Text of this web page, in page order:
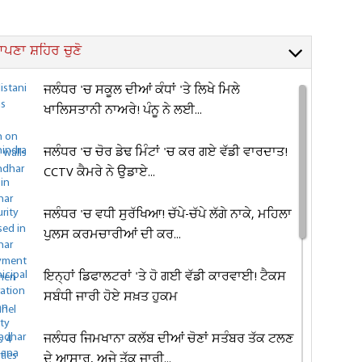
ਸ਼ਹਿਰ ਚੁਣੋ
ਜਲੰਧਰ 'ਚ ਸਕੂਲ ਦੀਆਂ ਕੰਧਾਂ 'ਤੇ ਲਿਖੇ ਮਿਲੇ
ਖਾਲਿਸਤਾਨੀ ਨਾਅਰੇ! ਪੰਨੂ ਨੇ ਲਈ...
ਜਲੰਧਰ 'ਚ ਚੋਰ ਡੇਢ ਮਿੰਟਾਂ 'ਚ ਕਰ ਗਏ ਵੱਡੀ ਵਾਰਦਾਤ!
CCTV ਕੈਮਰੇ ਨੇ ਉਡਾਏ...
ਜਲੰਧਰ 'ਚ ਵਧੀ ਸੁਰੱਖਿਆ! ਚੱਪੇ-ਚੱਪੇ ਲੱਗੇ ਨਾਕੇ, ਮਹਿਲਾ
ਪੁਲਸ ਕਰਮਚਾਰੀਆਂ ਦੀ ਕਰ...
ਇਨ੍ਹਾਂ ਡਿਫਾਲਟਰਾਂ 'ਤੇ ਹੋ ਗਈ ਵੱਡੀ ਕਾਰਵਾਈ! ਟੈਕਸ
ਸਬੰਧੀ ਜਾਰੀ ਹੋਏ ਸਖ਼ਤ ਹੁਕਮ
ਜਲੰਧਰ ਜਿਮਖਾਨਾ ਕਲੱਬ ਦੀਆਂ ਚੋਣਾਂ ਸਤੰਬਰ ਤੱਕ ਟਲਣ